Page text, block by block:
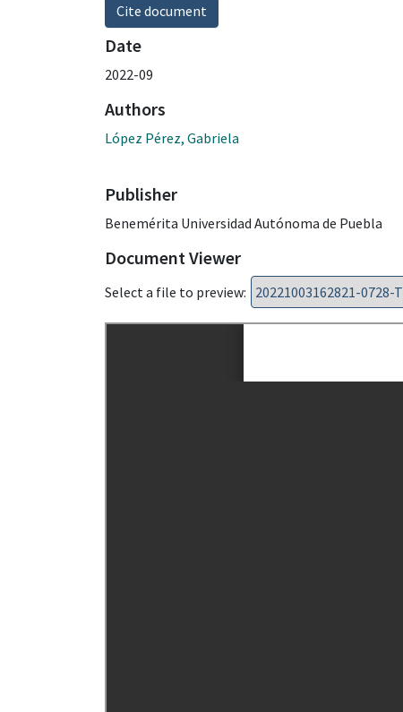
Cite document
Date
2022-09
Authors
López Pérez, Gabriela
Publisher
Benemérita Universidad Autónoma de Puebla
Document Viewer
Select a file to preview: